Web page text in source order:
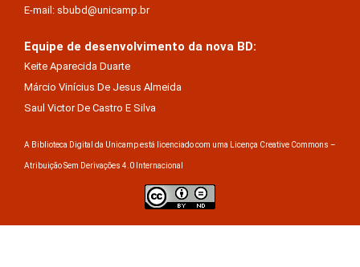
E-mail: sbubd@unicamp.br
Equipe de desenvolvimento da nova BD:
Keite Aparecida Duarte
Márcio Vinícius De Jesus Almeida
Saul Victor De Castro E Silva
A Biblioteca Digital da Unicamp está licenciado com uma Licença Creative Commons –
Atribuição Sem Derivações 4.0 Internacional